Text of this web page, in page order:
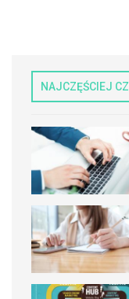
NAJCZĘŚCIEJ